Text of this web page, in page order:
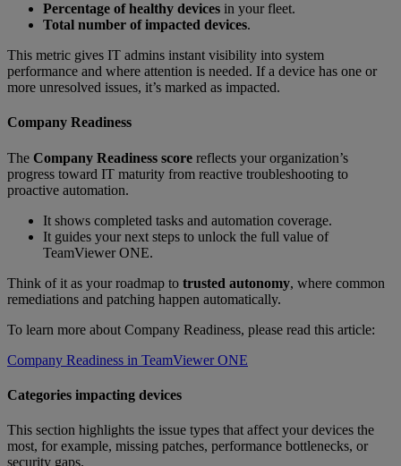
Percentage of healthy devices in your fleet.
Total number of impacted devices.
This metric gives IT admins instant visibility into system
performance and where attention is needed. If a device has one or
more unresolved issues, it’s marked as impacted.
Company Readiness
The Company Readiness score reflects your organization’s
progress toward IT maturity from reactive troubleshooting to
proactive automation.
It shows completed tasks and automation coverage.
It guides your next steps to unlock the full value of
TeamViewer ONE.
Think of it as your roadmap to trusted autonomy, where common
remediations and patching happen automatically.
To learn more about Company Readiness, please read this article:
Company Readiness in TeamViewer ONE
Categories impacting devices
This section highlights the issue types that affect your devices the
most, for example, missing patches, performance bottlenecks, or
security gaps.